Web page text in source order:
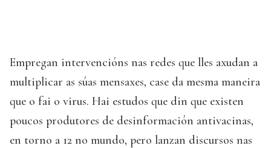
Empregan intervencións nas redes que lles axudan a
multiplicar as súas mensaxes, case da mesma maneira
que o fai o virus. Hai estudos que din que existen
poucos produtores de desinformación antivacinas,
en torno a 12 no mundo, pero lanzan discursos nas